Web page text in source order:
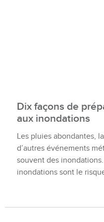
Dix façons de
aux inondations
Les pluies abondantes,
d’autres événements
souvent des
inondations sont le